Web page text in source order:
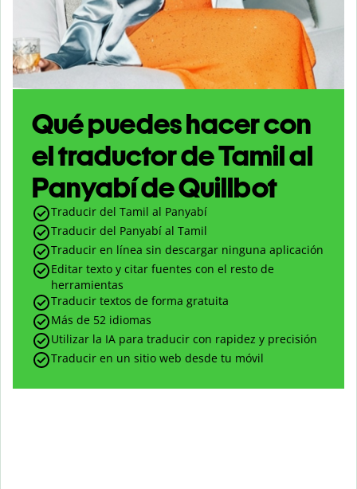
Qué puedes hacer con
el traductor de Tamil al
Panyabí de Quillbot
Traducir del Tamil al Panyabí
Traducir del Panyabí al Tamil
Traducir en línea sin descargar ninguna aplicación
Editar texto y citar fuentes con el resto de
herramientas
Traducir textos de forma gratuita
Más de 52 idiomas
Utilizar la IA para traducir con rapidez y precisión
Traducir en un sitio web desde tu móvil